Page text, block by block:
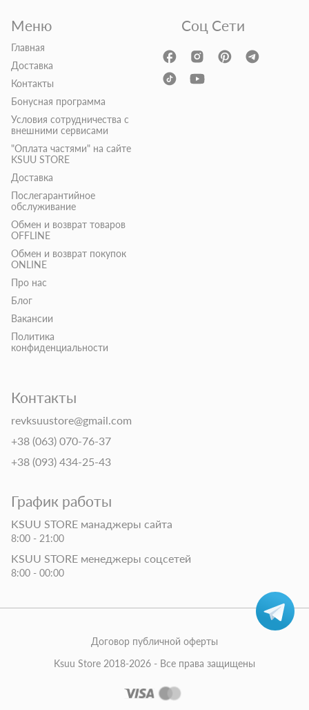
Меню
Главная
Доставка
Контакты
Бонусная программа
Условия сотрудничества с
внешними сервисами
"Оплата частями" на сайте
KSUU STORE
Доставка
Послегарантийное
обслуживание
Обмен и возврат товаров
OFFLINE
Обмен и возврат покупок
ONLINE
Про нас
Блог
Вакансии
Политика
конфиденциальности
Контакты
revksuustore@gmail.com
+38 (063) 070-76-37
+38 (093) 434-25-43
График работы
KSUU STORE манаджеры сайта
8:00 - 21:00
KSUU STORE менеджеры соцсетей
8:00 - 00:00
Соц Сети
Ksuu Store 2018-2026 - Все права защищены
Договор публичной оферты